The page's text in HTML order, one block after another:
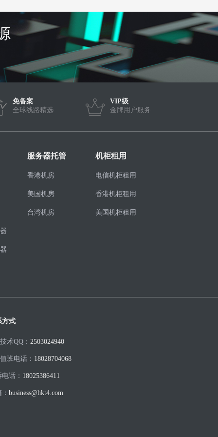
免备案
全球线路精选
VIP级
金牌用户服务
服务器托管
香港机房
美国机房
台湾机房
机柜租用
电信机柜租用
香港机柜租用
美国机柜租用
方式
术QQ： 2503024940
班电话： 18028704068
话： 18025386411
business@hkt4.com